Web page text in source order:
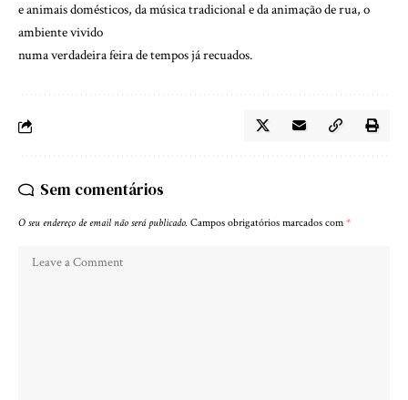
e animais domésticos, da música tradicional e da animação de rua, o
ambiente vivido
numa verdadeira feira de tempos já recuados.
Sem comentários
O seu endereço de email não será publicado. Campos obrigatórios marcados com *